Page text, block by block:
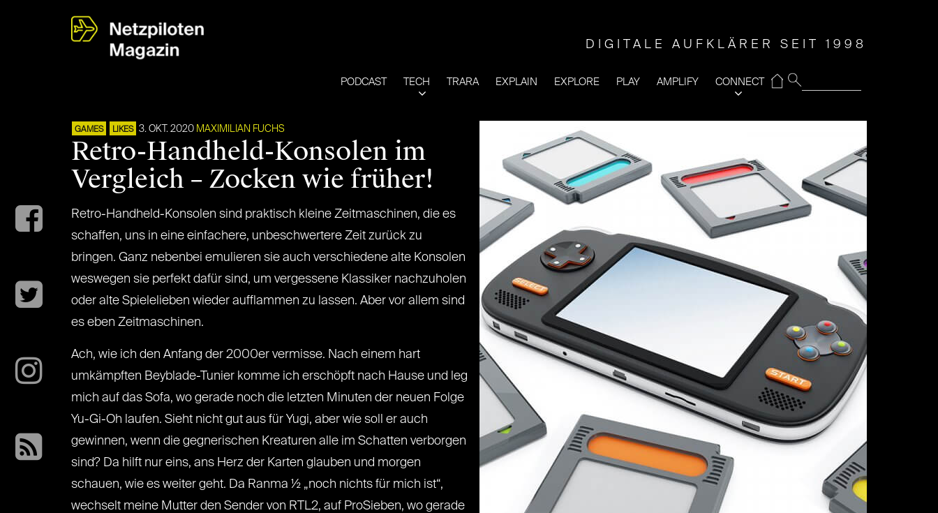
DIGITALE AUFKLÄRER SEIT 1998
PODCAST TECH TRARA EXPLAIN EXPLORE PLAY AMPLIFY CONNECT
⌂
GAMES LIKES 3. OKT. 2020 MAXIMILIAN FUCHS
Retro-Handheld-Konsolen im
Vergleich – Zocken wie früher!
Retro-Handheld-Konsolen sind praktisch kleine Zeitmaschinen, die es
schaffen, uns in eine einfachere, unbeschwertere Zeit zurück zu
bringen. Ganz nebenbei emulieren sie auch verschiedene alte Konsolen
weswegen sie perfekt dafür sind, um vergessene Klassiker nachzuholen
oder alte Spielelieben wieder aufflammen zu lassen. Aber vor allem sind
es eben Zeitmaschinen.
Ach, wie ich den Anfang der 2000er vermisse. Nach einem hart
umkämpften Beyblade-Tunier komme ich erschöpft nach Hause und leg
mich auf das Sofa, wo gerade noch die letzten Minuten der neuen Folge
Yu-Gi-Oh laufen. Sieht nicht gut aus für Yugi, aber wie soll er auch
gewinnen, wenn die gegnerischen Kreaturen alle im Schatten verborgen
sind? Da hilft nur eins, ans Herz der Karten glauben und morgen
schauen, wie es weiter geht. Da Ranma ½ „noch nichts für mich ist“,
wechselt meine Mutter den Sender von RTL2, auf ProSieben, wo gerade